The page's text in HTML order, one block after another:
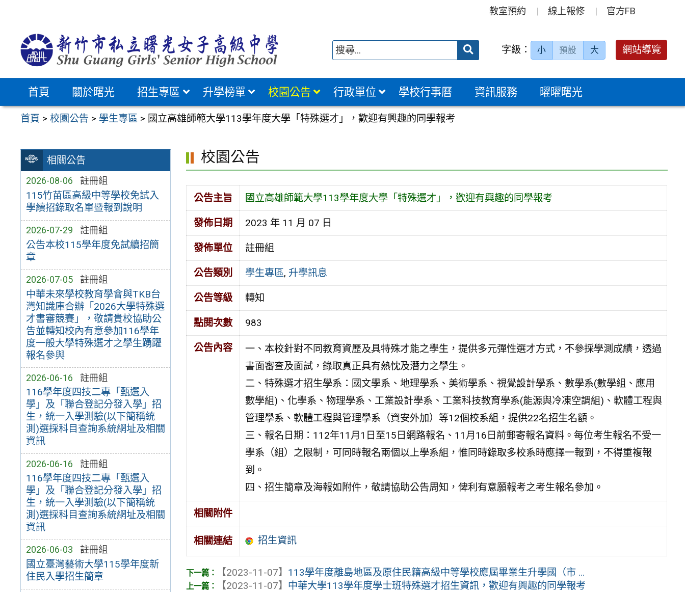
教室預約 線上報修 官方FB
送出 字級： 小 預設 大 網站導覽
首頁 關於曙光 招生專區 升學榜單 校園公告 行政單位 學校行事曆 資訊服務 曜曜曙光
首頁 >校園公告 > 學生專區 > 國立高雄師範大學113學年度大學「特殊選才」，歡迎有興趣的同學報考
相關公告
2026-08-06 註冊組
115竹苗區高級中等學校免試入
學續招錄取名單暨報到說明
2026-07-29 註冊組
公告本校115學年度免試續招簡
章
2026-07-05 註冊組
中華未來學校教育學會與TKB台
灣知識庫合辦「2026大學特殊選
才書審競賽」，敬請貴校協助公
告並轉知校內有意參加116學年
度一般大學特殊選才之學生踴躍
報名參與
2026-06-16 註冊組
116學年度四技二專「甄選入
學」及「聯合登記分發入學」招
生，統一入學測驗(以下簡稱統
測)選採科目查詢系統網址及相關
資訊
2026-06-16 註冊組
116學年度四技二專「甄選入
學」及「聯合登記分發入學」招
生，統一入學測驗(以下簡稱統
測)選採科目查詢系統網址及相關
資訊
2026-06-03 註冊組
國立臺灣藝術大學115學年度新
住民入學招生簡章
校園公告
公告主旨 國立高雄師範大學113學年度大學「特殊選才」，歡迎有興趣的同學報考
發佈日期 2023 年 11 月 07 日
發佈單位 註冊組
公告類別 學生專區, 升學訊息
公告等級 轉知
點閱次數 983
公告內容
一、本校針對不同教育資歷及具特殊才能之學生，提供多元彈性選才方式，不參採學測成績，透過
書面審查及面試，錄取真正具有熱忱及潛力之學生。
二、特殊選才招生學系：國文學系、地理學系、美術學系、視覺設計學系、數學系(數學組、應用
數學組)、化學系、物理學系、工業設計學系、工業科技教育學系(能源與冷凍空調組)、軟體工程與
管理學系、軟體工程與管理學系（資安外加）等12個校系組，提供22名招生名額。
三、報名日期：112年11月1日至15日網路報名、11月16日前郵寄報名資料。每位考生報名不受一
學系（組）之限制，可同時報名兩個以上學系組，惟同時錄取多校系時應擇一報到，不得重複報
到。
四、招生簡章及海報如附件，敬請協助公告周知，俾利有意願報考之考生報名參加。
相關附件
相關連結 招生資訊
【2023-11-07】 113學年度離島地區及原住民籍高級中等學校應屆畢業生升學國（市 ...
【2023-11-07】 中華大學113學年度學士班特殊選才招生資訊，歡迎有興趣的同學報考